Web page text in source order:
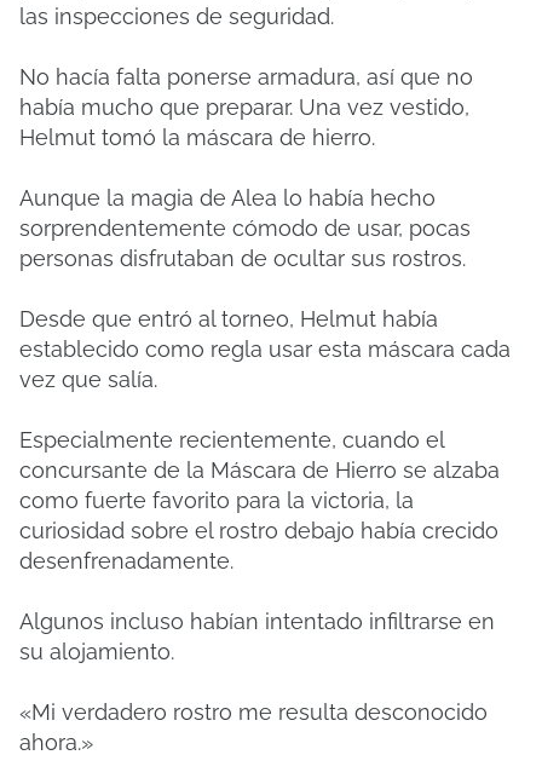
las inspecciones de seguridad.
No hacía falta ponerse armadura, así que no
había mucho que preparar. Una vez vestido,
Helmut tomó la máscara de hierro.
Aunque la magia de Alea lo había hecho
sorprendentemente cómodo de usar, pocas
personas disfrutaban de ocultar sus rostros.
Desde que entró al torneo, Helmut había
establecido como regla usar esta máscara cada
vez que salía.
Especialmente recientemente, cuando el
concursante de la Máscara de Hierro se alzaba
como fuerte favorito para la victoria, la
curiosidad sobre el rostro debajo había crecido
desenfrenadamente.
Algunos incluso habían intentado infiltrarse en
su alojamiento.
«Mi verdadero rostro me resulta desconocido
ahora.»